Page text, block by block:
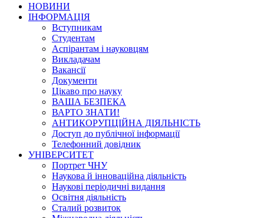
НОВИНИ
ІНФОРМАЦІЯ
Вступникам
Студентам
Аспірантам і науковцям
Викладачам
Вакансії
Документи
Цікаво про науку
ВАША БЕЗПЕКА
ВАРТО ЗНАТИ!
АНТИКОРУПЦІЙНА ДІЯЛЬНІСТЬ
Доступ до публічної інформації
Телефонний довідник
УНІВЕРСИТЕТ
Портрет ЧНУ
Наукова й інноваційна діяльність
Наукові періодичні видання
Освітня діяльність
Сталий розвиток